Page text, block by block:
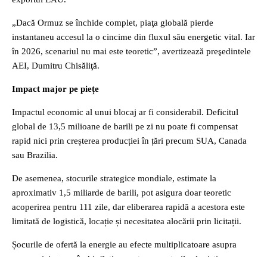
„Dacă Ormuz se închide complet, piaţa globală pierde
instantaneu accesul la o cincime din fluxul său energetic vital. Iar
în 2026, scenariul nu mai este teoretic”, avertizează preşedintele
AEI, Dumitru Chisăliţă.
Impact major pe piețe
Impactul economic al unui blocaj ar fi considerabil. Deficitul
global de 13,5 milioane de barili pe zi nu poate fi compensat
rapid nici prin creșterea producției în țări precum SUA, Canada
sau Brazilia.
De asemenea, stocurile strategice mondiale, estimate la
aproximativ 1,5 miliarde de barili, pot asigura doar teoretic
acoperirea pentru 111 zile, dar eliberarea rapidă a acestora este
limitată de logistică, locație și necesitatea alocării prin licitații.
Șocurile de ofertă la energie au efecte multiplicatoare asupra